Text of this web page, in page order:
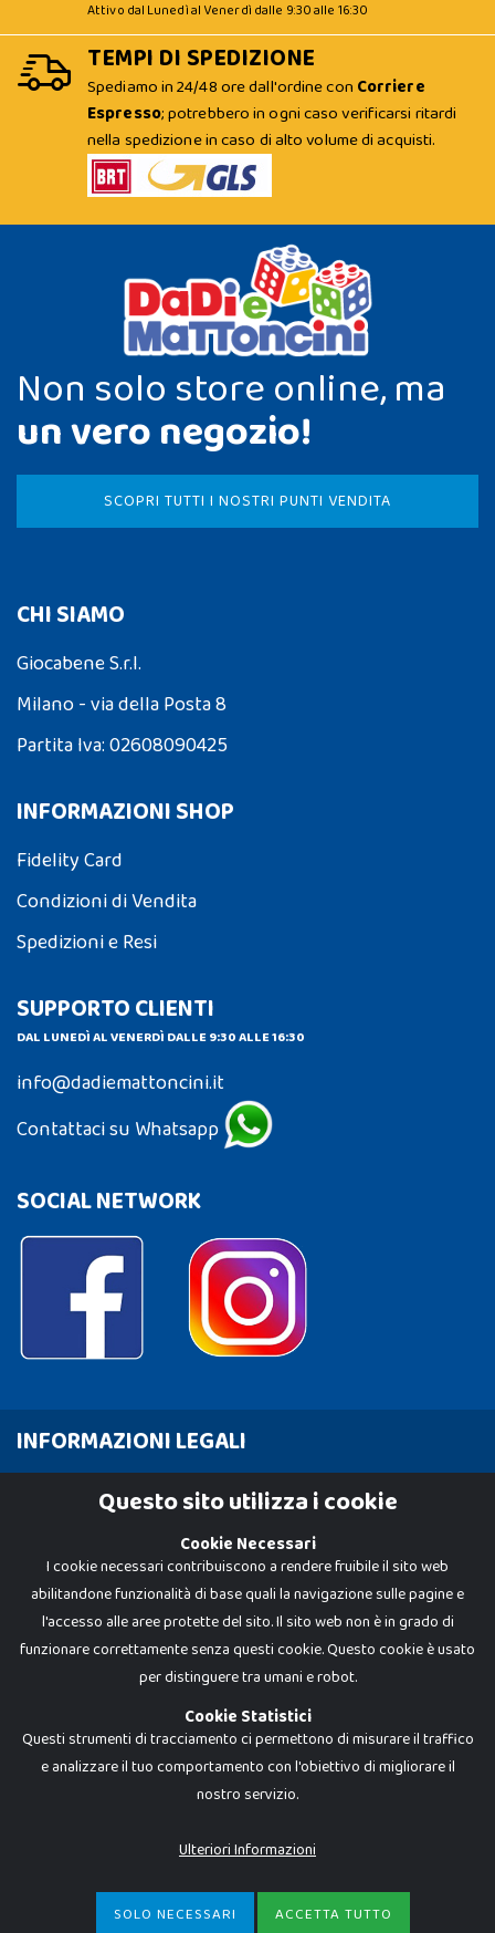
Attivo dal Lunedì al Venerdì dalle 9:30 alle 16:30
TEMPI DI SPEDIZIONE
Spediamo in 24/48 ore dall'ordine con Corriere
Espresso; potrebbero in ogni caso verificarsi ritardi
nella spedizione in caso di alto volume di acquisti.
Non solo store online, ma
un vero negozio!
SCOPRI TUTTI I NOSTRI PUNTI VENDITA
CHI SIAMO
Giocabene S.r.l.
Milano - via della Posta 8
Partita Iva: 02608090425
INFORMAZIONI SHOP
Fidelity Card
Condizioni di Vendita
Spedizioni e Resi
SUPPORTO CLIENTI
DAL LUNEDÌ AL VENERDÌ DALLE 9:30 ALLE 16:30
info@dadiemattoncini.it
Contattaci su Whatsapp
SOCIAL NETWORK
INFORMAZIONI LEGALI
Cookie Policy
Dadi e Mattoncini è un brand di Giocabene Srl. Ogni riproduzione o utilizzo non
I prezzi e le promozioni pubblicate potrebbero differire da quanto esposto in
P.IVA 02608090425 - REA AN201199 - C.S. 10.000 i.v.
Questo sito utilizza i cookie
Cookie Necessari
I cookie necessari contribuiscono a rendere fruibile il sito web
abilitandone funzionalità di base quali la navigazione sulle pagine e
l'accesso alle aree protette del sito. Il sito web non è in grado di
funzionare correttamente senza questi cookie. Questo cookie è usato
per distinguere tra umani e robot.
Cookie Statistici
Questi strumenti di tracciamento ci permettono di misurare il traffico
e analizzare il tuo comportamento con l'obiettivo di migliorare il
nostro servizio.
Ulteriori Informazioni
SOLO NECESSARI ACCETTA TUTTO